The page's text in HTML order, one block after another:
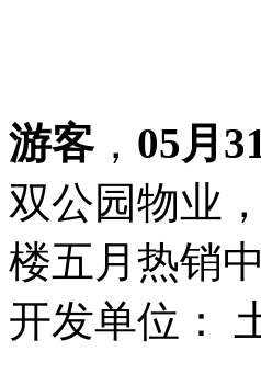
游客， 05月
双公园物业
楼五月热销
开发单位：